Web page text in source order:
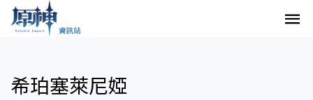
希珀塞萊尼婭